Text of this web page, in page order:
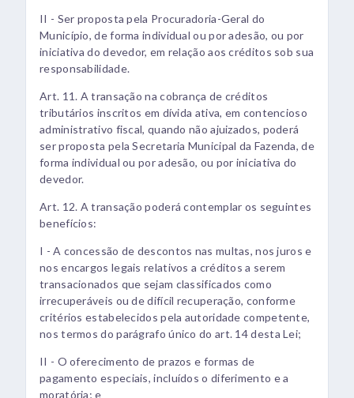
II - Ser proposta pela Procuradoria-Geral do
Município, de forma individual ou por adesão, ou por
iniciativa do devedor, em relação aos créditos sob sua
responsabilidade.
Art. 11. A transação na cobrança de créditos
tributários inscritos em dívida ativa, em contencioso
administrativo fiscal, quando não ajuizados, poderá
ser proposta pela Secretaria Municipal da Fazenda, de
forma individual ou por adesão, ou por iniciativa do
devedor.
Art. 12. A transação poderá contemplar os seguintes
benefícios:
I - A concessão de descontos nas multas, nos juros e
nos encargos legais relativos a créditos a serem
transacionados que sejam classificados como
irrecuperáveis ou de difícil recuperação, conforme
critérios estabelecidos pela autoridade competente,
nos termos do parágrafo único do art. 14 desta Lei;
II - O oferecimento de prazos e formas de
pagamento especiais, incluídos o diferimento e a
moratória; e